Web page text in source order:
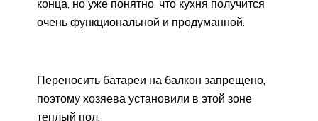
конца, но уже понятно, что кухня получится
очень функциональной и продуманной.
Переносить батареи на балкон запрещено,
поэтому хозяева установили в этой зоне
теплый пол.